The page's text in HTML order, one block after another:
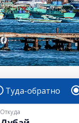
Туда-обратно
Откуда